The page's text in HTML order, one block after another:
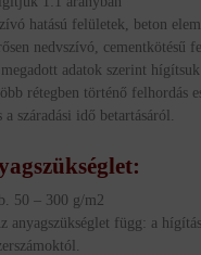
hatású felületek, beton
nedvszívó, cementkötésű
adatok szerint
rétegben történő felhordás
a száradási idő betartásáról.
50 – 300 g/m2
anyagszükséglet függ: a